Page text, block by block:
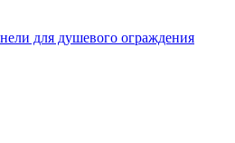
для душевого ограждения